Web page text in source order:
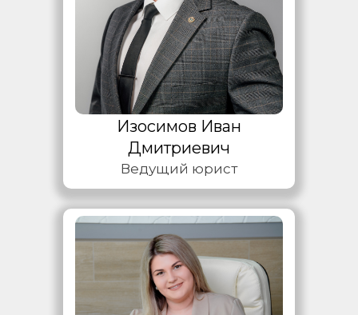
Ведущий юрист
Изосимов Иван
Дмитриевич